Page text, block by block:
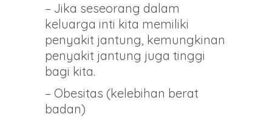
– Jika seseorang dalam
keluarga inti kita memiliki
penyakit jantung, kemungkinan
penyakit jantung juga tinggi
bagi kita.
– Obesitas (kelebihan berat
badan)